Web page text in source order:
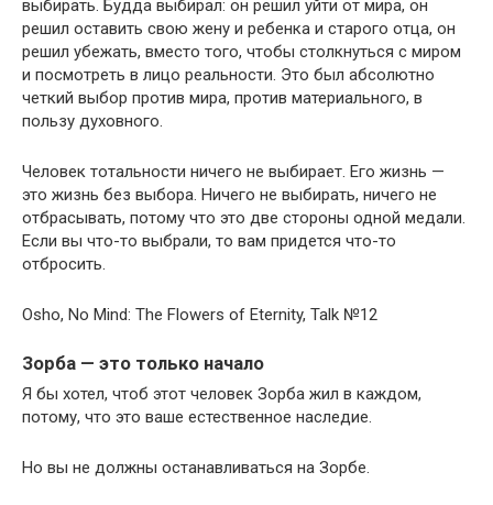
выбирать. Будда выбирал: он решил уйти от мира, он
решил оставить свою жену и ребенка и старого отца, он
решил убежать, вместо того, чтобы столкнуться с миром
и посмотреть в лицо реальности. Это был абсолютно
четкий выбор против мира, против материального, в
пользу духовного.
Человек тотальности ничего не выбирает. Его жизнь —
это жизнь без выбора. Ничего не выбирать, ничего не
отбрасывать, потому что это две стороны одной медали.
Если вы что-то выбрали, то вам придется что-то
отбросить.
Osho, No Mind: The Flowers of Eternity, Talk №12
Зорба — это только начало
Я бы хотел, чтоб этот человек Зорба жил в каждом,
потому, что это ваше естественное наследие.
Но вы не должны останавливаться на Зорбе.